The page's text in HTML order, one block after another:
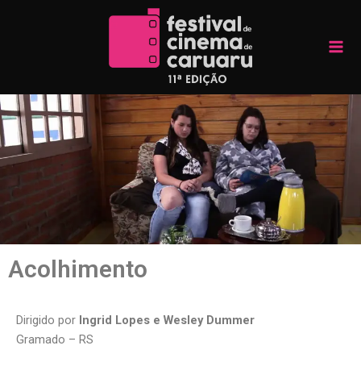
Acolhimento
Dirigido por Ingrid Lopes e Wesley Dummer
Gramado – RS